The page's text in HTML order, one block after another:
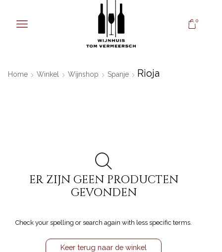
0
Home Winkel Wijnshop Spanje Rioja
ER ZIJN GEEN PRODUCTEN
GEVONDEN
Check your spelling or search again with less specific terms.
Keer terug naar de winkel